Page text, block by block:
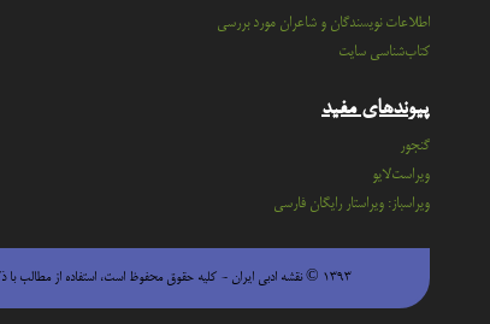
اطلاعات نویسندگان و شاعران مورد بررسی
کتاب‌شناسی سایت
پیوندهای مفید
گنجور
ویراست‌لایو
ویراسباز: ویراستار رایگان فارسی
۱۳۹۳ © نقشه ادبی ایران - كليه حقوق محفوظ است، استفاده از مطالب با ذكر منبع بلامانع است.